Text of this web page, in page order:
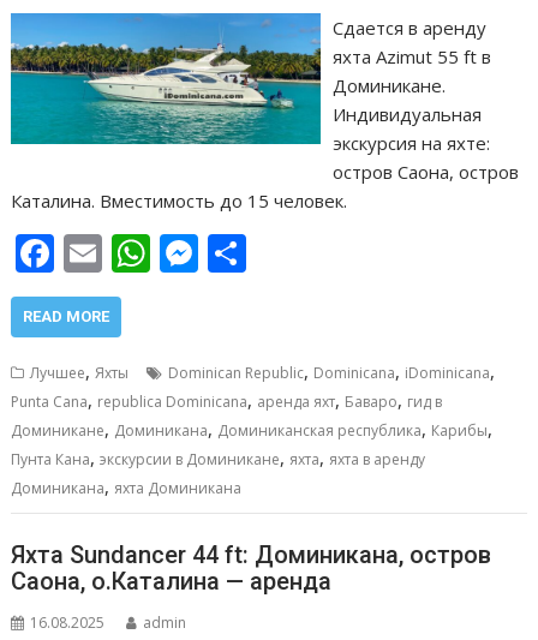
Сдается в аренду
яхта Azimut 55 ft в
Доминикане.
Индивидуальная
экскурсия на яхте:
остров Саона, остров
Каталина. Вместимость до 15 человек.
F
ac
e
b
o
o
k
E
m
ai
l
W
s
A
p
p
M
e
n
g
er
р
а
в
т
ь
READ MORE
Лучшее,Яхты Dominican Republic, Dominicana, iDominicana,
Punta Cana, republica Dominicana, аренда яхт, Баваро, гид в
Доминикане, Доминикана, Доминиканская республика, Карибы,
Пунта Кана,экскурсии в Доминикане, яхта, яхта в аренду
Доминикана, яхта Доминикана
Яхта Sundancer 44 ft: Доминикана, остров
Саона, о.Каталина — аренда
16.08.2025 admin